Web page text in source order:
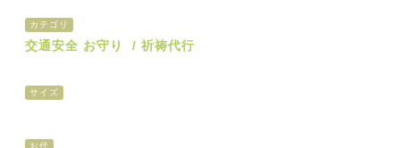
カテゴリ
交通安全 お守り 祈祷代行
サイズ
お代